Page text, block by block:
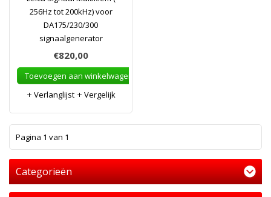
256Hz tot 200kHz) voor
DA175/230/300
signaalgenerator
€820,00
Toevoegen aan winkelwagen
Verlanglijst
Vergelijk
Pagina 1 van 1
Categorieën